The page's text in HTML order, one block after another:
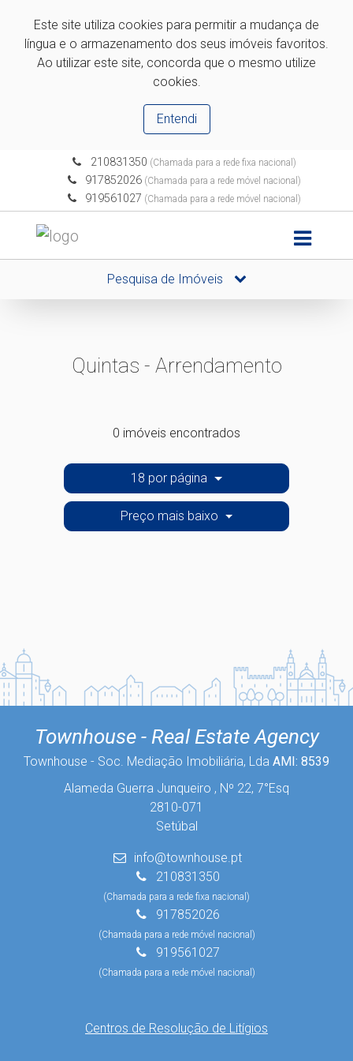
Este site utiliza cookies para permitir a mudança de
língua e o armazenamento dos seus imóveis favoritos.
Ao utilizar este site, concorda que o mesmo utilize
cookies.
Entendi
210831350 (Chamada para a rede fixa nacional)
917852026 (Chamada para a rede móvel nacional)
919561027 (Chamada para a rede móvel nacional)
Pesquisa de Imóveis
Quintas - Arrendamento
0 imóveis encontrados
18 por página
Preço mais baixo
Townhouse - Real Estate Agency
Townhouse - Soc. Mediação Imobiliária, Lda AMI: 8539
Alameda Guerra Junqueiro , Nº 22, 7°Esq
2810-071
Setúbal
info@townhouse.pt
210831350
(Chamada para a rede fixa nacional)
917852026
(Chamada para a rede móvel nacional)
919561027
(Chamada para a rede móvel nacional)
Centros de Resolução de Litígios